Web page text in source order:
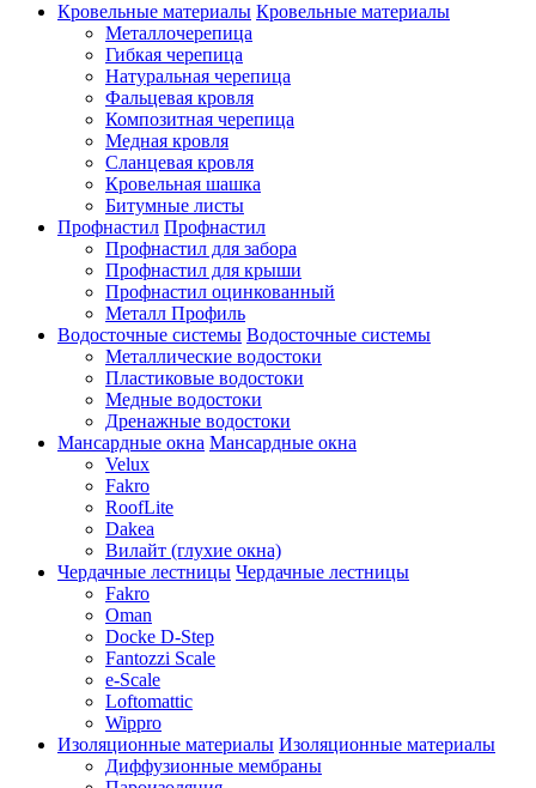
Кровельные материалы Кровельные материалы
Металлочерепица
Гибкая черепица
Натуральная черепица
Фальцевая кровля
Композитная черепица
Медная кровля
Сланцевая кровля
Кровельная шашка
Битумные листы
Профнастил Профнастил
Профнастил для забора
Профнастил для крыши
Профнастил оцинкованный
Металл Профиль
Водосточные системы Водосточные системы
Металлические водостоки
Пластиковые водостоки
Медные водостоки
Дренажные водостоки
Мансардные окна Мансардные окна
Velux
Fakro
RoofLite
Dakea
Вилайт (глухие окна)
Чердачные лестницы Чердачные лестницы
Fakro
Oman
Docke D-Step
Fantozzi Scale
e-Scale
Loftomattic
Wippro
Изоляционные материалы Изоляционные материалы
Диффузионные мембраны